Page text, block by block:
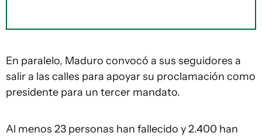
En paralelo, Maduro convocó a sus seguidores a
salir a las calles para apoyar su proclamación como
presidente para un tercer mandato.
Al menos 23 personas han fallecido y 2.400 han